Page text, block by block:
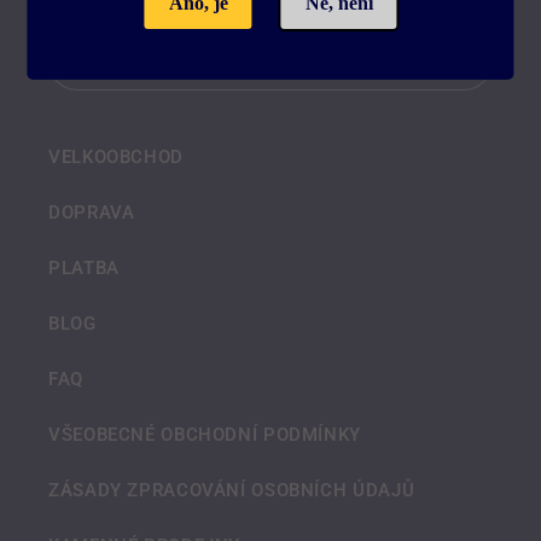
VELKOOBCHOD
DOPRAVA
PLATBA
BLOG
FAQ
VŠEOBECNÉ OBCHODNÍ PODMÍNKY
ZÁSADY ZPRACOVÁNÍ OSOBNÍCH ÚDAJŮ